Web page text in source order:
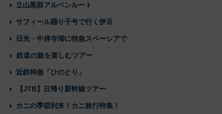
立山黒部アルペンルート
サフィール踊り子号で行く伊豆
日光・中禅寺湖に特急スペーシアで
鉄道の旅を楽しむツアー
近鉄特急「ひのとり」
【JTB】日帰り新幹線ツアー
カニの季節到来！カニ旅行特集！